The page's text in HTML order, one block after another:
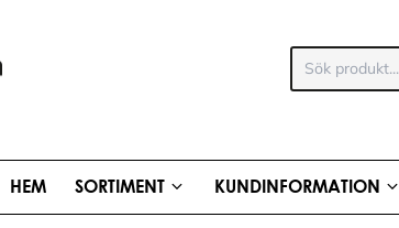
produkt:
HEM SORTIMENT KUNDINFORMATION